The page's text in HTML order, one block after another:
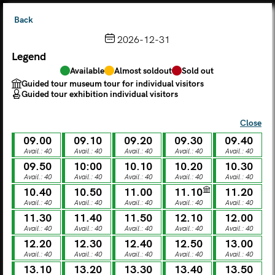
Choose from the calendar
The ticket grants access to Palazzo Te, the MACA Museum
and the Leon Battista Alberti Temple
AUGUST
Legend
Available Almost soldout
Sold out
Guided tour museum tour for individual visitors
Guided tour exhibition individual visitors
M W T F S
MON
27
TUE
28
WED
29
THU
30
FRI
31 01
SUN
02
Back
2026-12-31
Legend
Available Almost soldout
Sold out
Guided tour museum tour for individual visitors
Guided tour exhibition individual visitors
Close
09.00
Avail.: 40
09.10
Avail.: 40
09.20
Avail.: 40
09.30
Avail.: 40
09.40
Avail.: 40
09.50
Avail.: 40
10:00
Avail.: 40
10.10
Avail.: 40
10.20
Avail.: 40
10.30
Avail.: 40
10.40
Avail.: 40
10.50
Avail.: 40
11.00
Avail.: 40
11.10
Avail.: 40
11.20
Avail.: 40
11.30
Avail.: 40
11.40
Avail.: 40
11.50
Avail.: 40
12.10
Avail.: 40
12.00
Avail.: 40
12.20
Avail.: 40
12.30
Avail.: 40
12.40
Avail.: 40
12.50
Avail.: 40
13.00
Avail.: 40
13.10 13.20 13.30 13.40 13.50